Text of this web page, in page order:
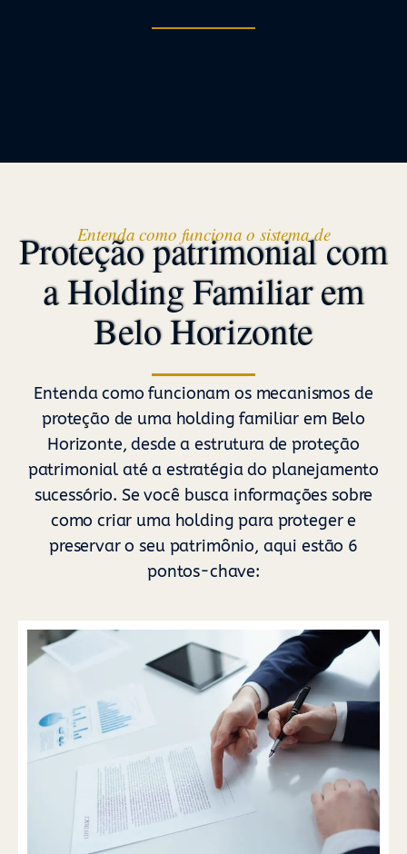
Entenda como funciona o sistema de
Proteção patrimonial com
a Holding Familiar em
Belo Horizonte
Entenda como funcionam os mecanismos de
proteção de uma holding familiar em Belo
Horizonte, desde a estrutura de proteção
patrimonial até a estratégia do planejamento
sucessório. Se você busca informações sobre
como criar uma holding para proteger e
preservar o seu patrimônio, aqui estão 6
pontos-chave: